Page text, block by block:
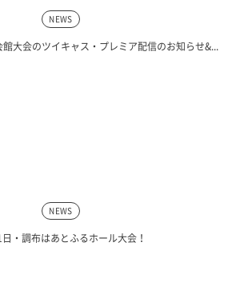
NEWS
大会のツイキャス・プレミア配信のお知らせ&...
NEWS
・調布はあとふるホール大会！